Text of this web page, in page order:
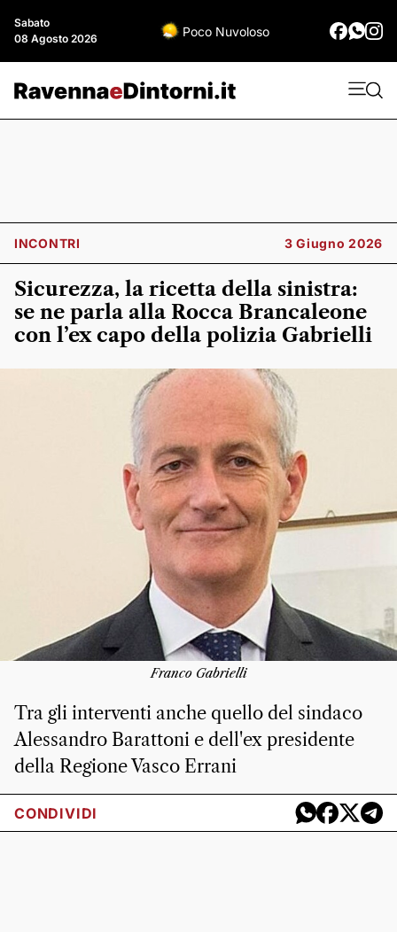
Sabato
08 Agosto 2026
Poco Nuvoloso
INCONTRI 3 Giugno 2026
Sicurezza, la ricetta della sinistra:
se ne parla alla Rocca Brancaleone
con l’ex capo della polizia Gabrielli
Franco Gabrielli
Tra gli interventi anche quello del sindaco
Alessandro Barattoni e dell'ex presidente
della Regione Vasco Errani
CONDIVIDI